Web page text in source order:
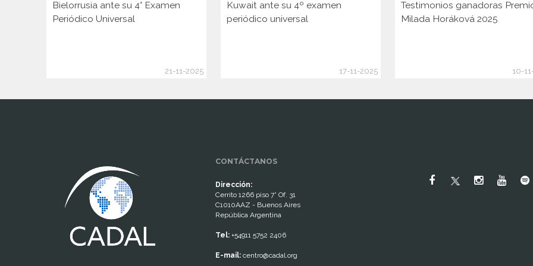
Bielorrusia ante su 4° Examen
Periódico Universal
21-11-2025
Kuwait ante su 4º examen
periódico universal
17-11-2025
Testimonios ganadoras
Milada Horáková 2025
10-
CONTÁCTANOS
Dirección:
Cerrito 1266 piso 7° Of. 31
C1010AAZ - Buenos Aires
República Argentina
Tel: +54911 5752 2406
E-mail: centro@cadal.org